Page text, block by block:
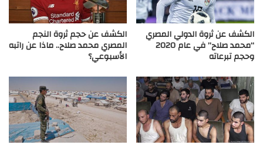
الكشف عن ثروة الدولي المصري
“محمد صلاح” في عام 2020
وحجم تبرعاته
الكشف عن حجم ثروة النجم
المصري محمد صلاح.. ماذا عن راتبه
الأسبوعي؟